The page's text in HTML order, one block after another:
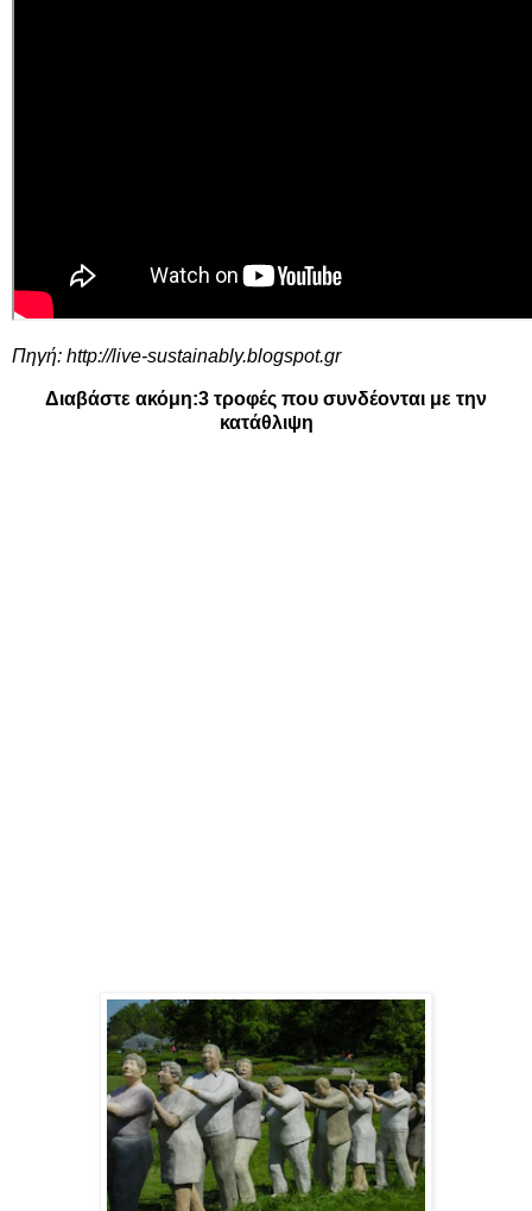
Πηγή: http://live-sustainably.blogspot.gr
Διαβάστε ακόμη:3 τροφές που συνδέονται με την
κατάθλιψη